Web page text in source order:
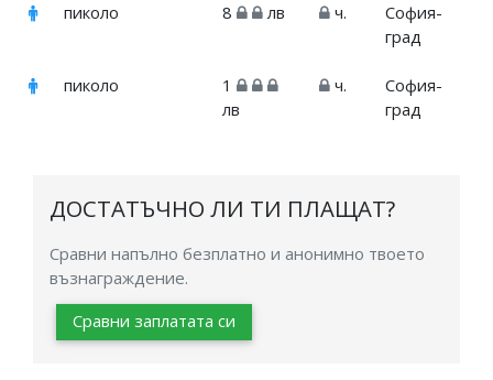
пиколо 8 лв ч.
София-
град
пиколо
1
лв
ч.
София-
град
ДОСТАТЪЧНО ЛИ ТИ ПЛАЩАТ?
Сравни напълно безплатно и анонимно твоето
възнаграждение.
Сравни заплатата си